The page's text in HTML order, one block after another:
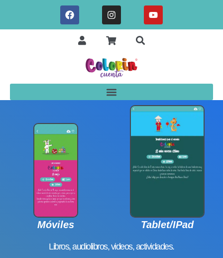
Móviles Tablet/IPad
Libros, audiolibros, videos, actividades.